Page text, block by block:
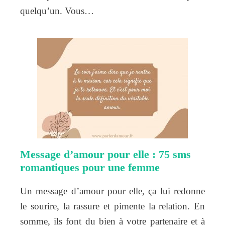
quelqu’un. Vous…
Message d’amour pour elle : 75 sms
romantiques pour une femme
Un message d’amour pour elle, ça lui redonne
le sourire, la rassure et pimente la relation. En
somme, ils font du bien à votre partenaire et à